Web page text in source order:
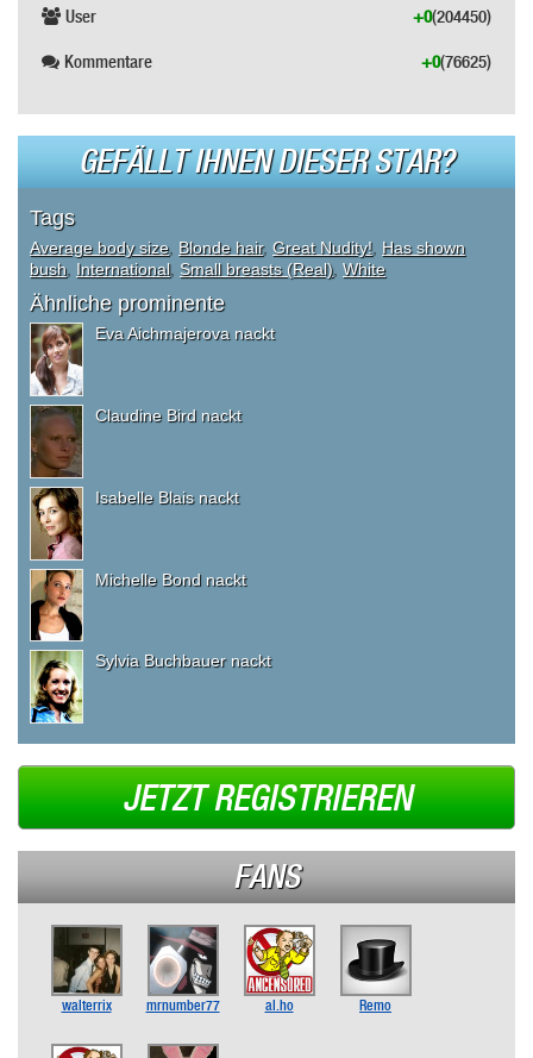
User (204450)
+0
Kommentare (76625)
+0
GEFÄLLT IHNEN DIESER STAR?
Tags
Average body size, Blonde hair, Great Nudity!, Has shown
bush, International, Small breasts (Real), White
Ähnliche prominente
Eva Aichmajerova nackt
Claudine Bird nackt
Isabelle Blais nackt
Michelle Bond nackt
Sylvia Buchbauer nackt
JETZT REGISTRIEREN
FANS
walterrix mrnumber77 al.ho Remo